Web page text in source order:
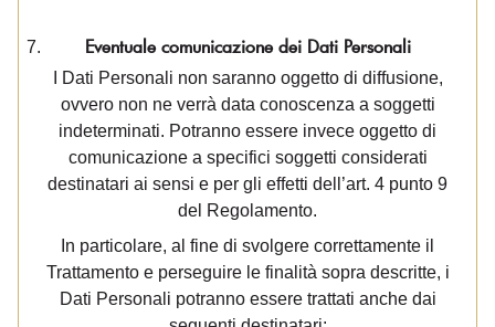
Eventuale comunicazione dei Dati Personali
I Dati Personali non saranno oggetto di diffusione,
ovvero non ne verrà data conoscenza a soggetti
indeterminati. Potranno essere invece oggetto di
comunicazione a specifici soggetti considerati
destinatari ai sensi e per gli effetti dell’art. 4 punto 9
del Regolamento.
In particolare, al fine di svolgere correttamente il
Trattamento e perseguire le finalità sopra descritte, i
Dati Personali potranno essere trattati anche dai